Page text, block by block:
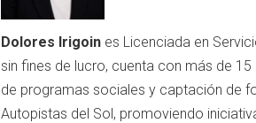
Dolores Irigoin es Licenciada en
sin fines de lucro, cuenta con más de
de programas sociales y captación de
Autopistas del Sol, promoviendo